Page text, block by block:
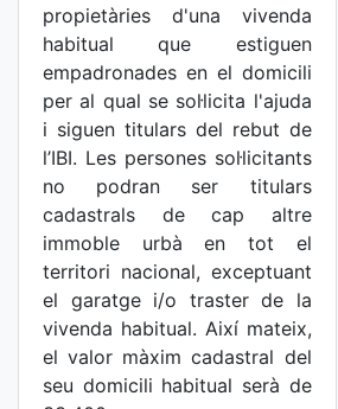
propietàries d'una vivenda
habitual que estiguen
empadronades en el domicili
per al qual se sol·licita l'ajuda
i siguen titulars del rebut de
l’IBI. Les persones sol·licitants
no podran ser titulars
cadastrals de cap altre
immoble urbà en tot el
territori nacional, exceptuant
el garatge i/o traster de la
vivenda habitual. Així mateix,
el valor màxim cadastral del
seu domicili habitual serà de